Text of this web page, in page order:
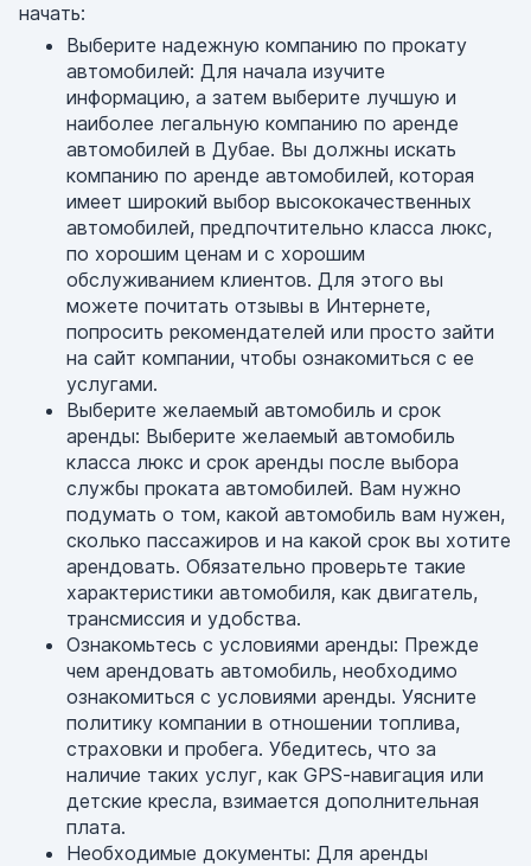
начать:
Выберите надежную компанию по прокату
автомобилей: Для начала изучите
информацию, а затем выберите лучшую и
наиболее легальную компанию по аренде
автомобилей в Дубае. Вы должны искать
компанию по аренде автомобилей, которая
имеет широкий выбор высококачественных
автомобилей, предпочтительно класса люкс,
по хорошим ценам и с хорошим
обслуживанием клиентов. Для этого вы
можете почитать отзывы в Интернете,
попросить рекомендателей или просто зайти
на сайт компании, чтобы ознакомиться с ее
услугами.
Выберите желаемый автомобиль и срок
аренды: Выберите желаемый автомобиль
класса люкс и срок аренды после выбора
службы проката автомобилей. Вам нужно
подумать о том, какой автомобиль вам нужен,
сколько пассажиров и на какой срок вы хотите
арендовать. Обязательно проверьте такие
характеристики автомобиля, как двигатель,
трансмиссия и удобства.
Ознакомьтесь с условиями аренды: Прежде
чем арендовать автомобиль, необходимо
ознакомиться с условиями аренды. Уясните
политику компании в отношении топлива,
страховки и пробега. Убедитесь, что за
наличие таких услуг, как GPS-навигация или
детские кресла, взимается дополнительная
плата.
Необходимые документы: Для аренды